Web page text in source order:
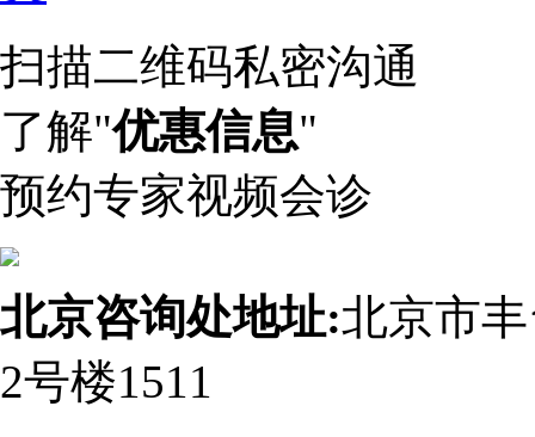
扫描二维码私密沟通
了解"优惠信息"
预约专家视频会诊
北京咨询处地址:北京市
2号楼1511